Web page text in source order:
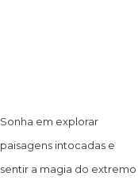
Sonha em explorar
paisagens intocadas e
sentir a magia do extremo